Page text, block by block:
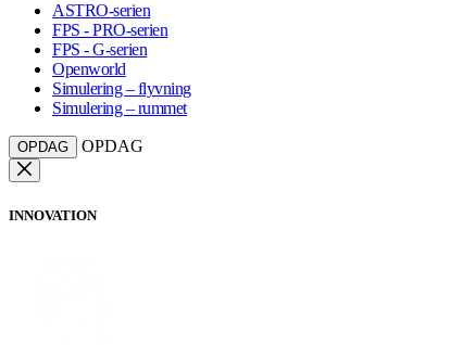
ASTRO-serien
FPS - PRO-serien
FPS - G-serien
Openworld
Simulering – flyvning
Simulering – rummet
OPDAG OPDAG
INNOVATION